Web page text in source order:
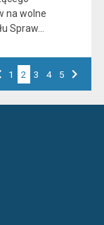
na wolne
Spraw…
1 2 3 4 5